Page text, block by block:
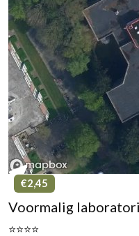
€2,45
Voormalig
⭐⭐⭐⭐